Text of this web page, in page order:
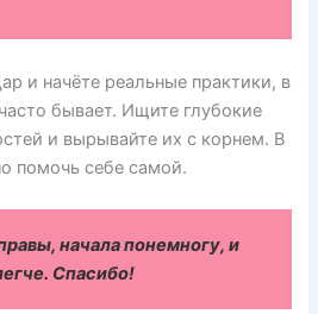
и начёте реальные практики, в
бывает. Ищите глубокие
и вырывайте их с корнем. В
помочь себе самой.
начала понемногу, и
Спасибо!